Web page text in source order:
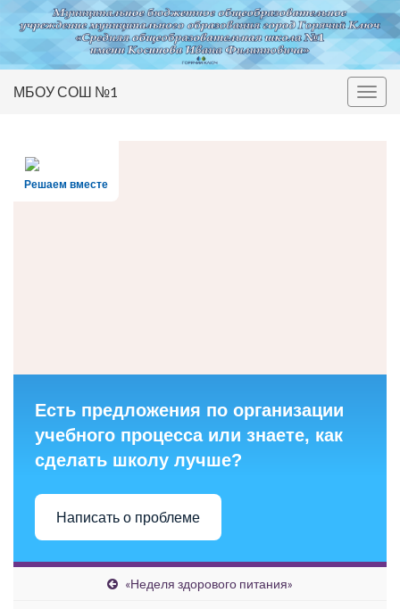
Вкл/
МБОУ СОШ №1
Решаем вместе
Есть предложения по организации
учебного процесса или знаете, как
сделать школу лучше?
Написать о проблеме
«Неделя здорового питания»